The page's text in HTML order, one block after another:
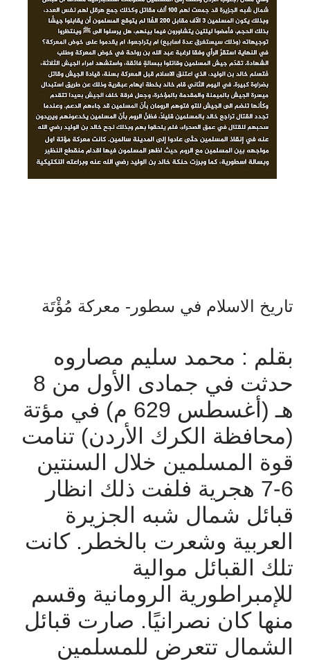
تاريخ الاسلام في سطور- معركة مُؤْتَة
بقلم : محمد سليم مصاروه
حدثت في جمادى الأول من
هـ(أغسطس م) في مؤتة
(محافظة الكرك الأردن) تنامت
قوة المسلمين خلال السنتين
6-7
هجرية فلفت ذلك انظار
قبائل شمال شبه الجزيرة
العربية وشعرت بالخطر .كانت
تلك القبائل موالية
للإمبراطورية الرومانية وقسم
منها كان نصرانيًا. صارت قبائل
الشمال تتعرض للمسلمين